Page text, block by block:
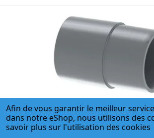
Reduktion PVC-U metrisch
Afin de vous garantir le meilleur
dans notre eShop, nous utilisons des
savoir plus sur l'utilisation des cookies